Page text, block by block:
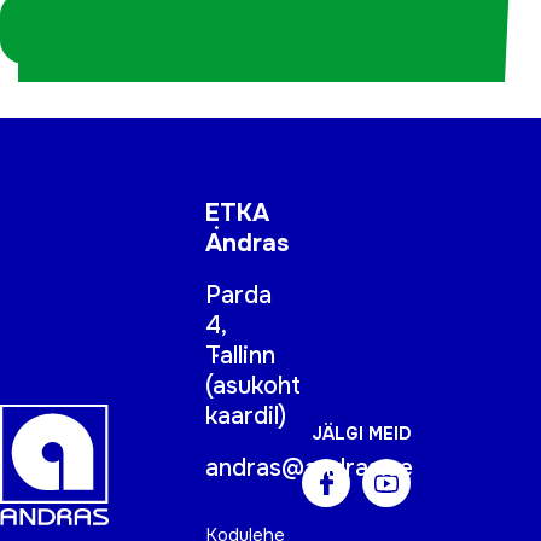
ETKA
Andras
Parda
4,
Tallinn
(asukoht
kaardil)
andras@andras.ee
Kodulehe
JÄLGI MEID